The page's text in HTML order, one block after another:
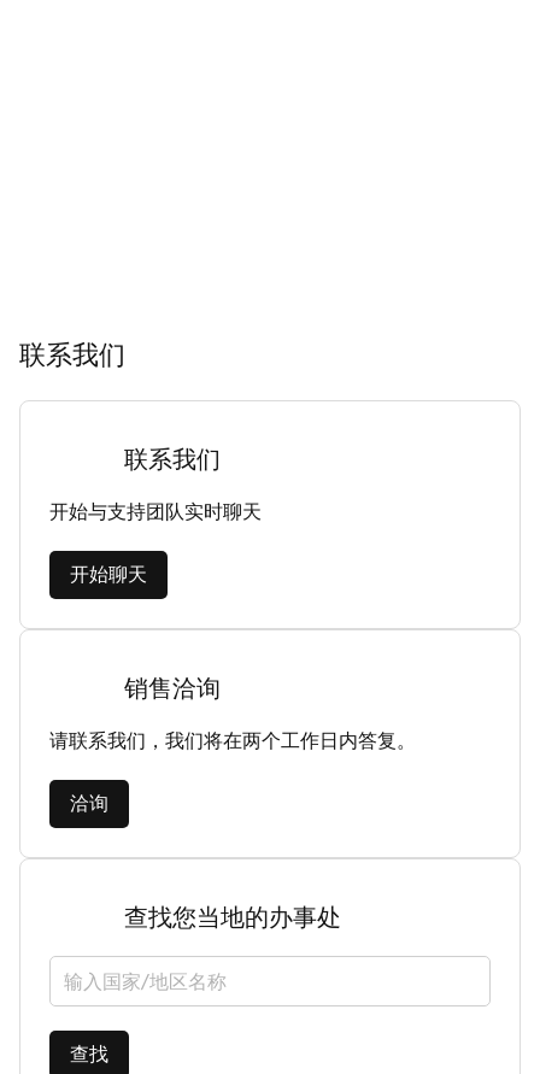
联系我们
联系我们
开始与支持团队实时聊天
开始聊天
销售洽询
请联系我们，我们将在两个工作日内答复。
洽询
查找您当地的办事处
选择国家/地区
查找